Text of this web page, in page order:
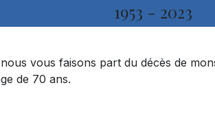
1953 - 2023
nous vous faisons part du décès de
de 70 ans.